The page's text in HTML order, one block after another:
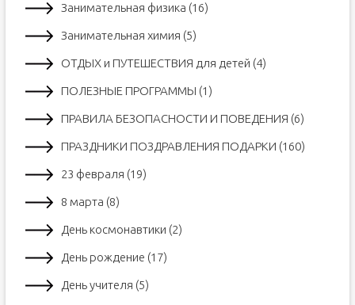
Занимательная физика (16)
Занимательная химия (5)
ОТДЫХ и ПУТЕШЕСТВИЯ для детей (4)
ПОЛЕЗНЫЕ ПРОГРАММЫ (1)
ПРАВИЛА БЕЗОПАСНОСТИ И ПОВЕДЕНИЯ (6)
ПРАЗДНИКИ ПОЗДРАВЛЕНИЯ ПОДАРКИ (160)
23 февраля (19)
8 марта (8)
День космонавтики (2)
День рождение (17)
День учителя (5)